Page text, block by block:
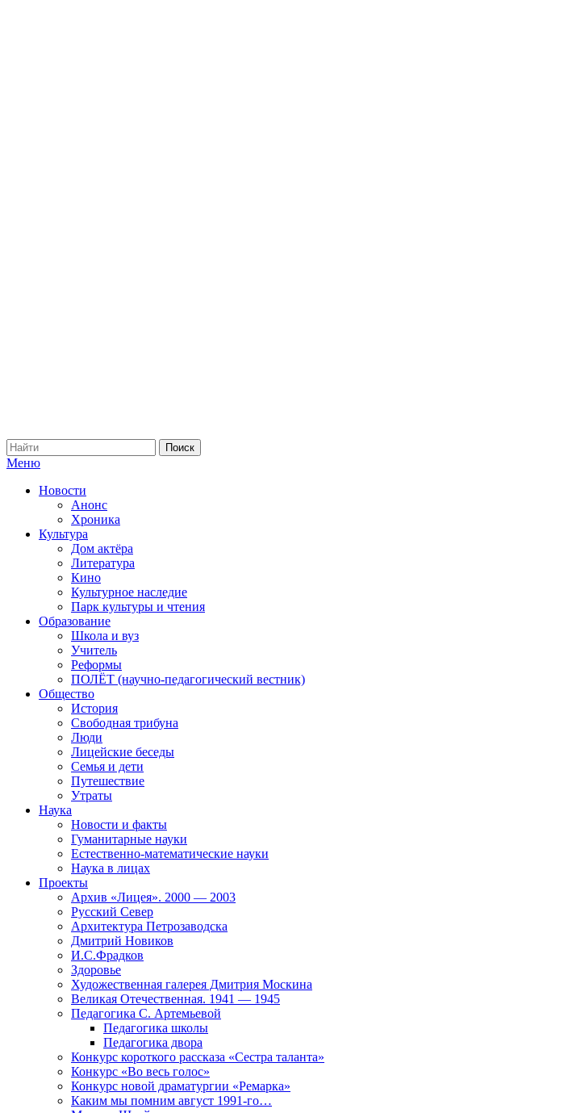
Меню
Новости
Анонс
Хроника
Культура
Дом актёра
Литература
Кино
Культурное наследие
Парк культуры и чтения
Образование
Школа и вуз
Учитель
Реформы
ПОЛЁТ (научно-педагогический вестник)
Общество
История
Свободная трибуна
Люди
Лицейские беседы
Семья и дети
Путешествие
Утраты
Наука
Новости и факты
Гуманитарные науки
Естественно-математические науки
Наука в лицах
Проекты
Архив «Лицея». 2000 — 2003
Русский Север
Архитектура Петрозаводска
Дмитрий Новиков
И.С.Фрадков
Здоровье
Художественная галерея Дмитрия Москина
Великая Отечественная. 1941 — 1945
Педагогика С. Артемьевой
Педагогика школы
Педагогика двора
Конкурс короткого рассказа «Сестра таланта»
Конкурс «Во весь голос»
Конкурс новой драматургии «Ремарка»
Каким мы помним август 1991-го…